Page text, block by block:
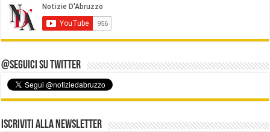
@Seguici su Twitter
Iscriviti alla Newsletter